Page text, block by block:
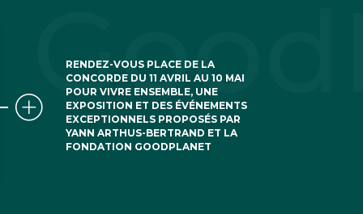
RENDEZ-VOUS PLACE DE LA
CONCORDE DU 11 AVRIL AU 10 MAI
POUR VIVRE ENSEMBLE, UNE
EXPOSITION ET DES ÉVÉNEMENTS
EXCEPTIONNELS PROPOSÉS PAR
YANN ARTHUS-BERTRAND ET LA
FONDATION GOODPLANET